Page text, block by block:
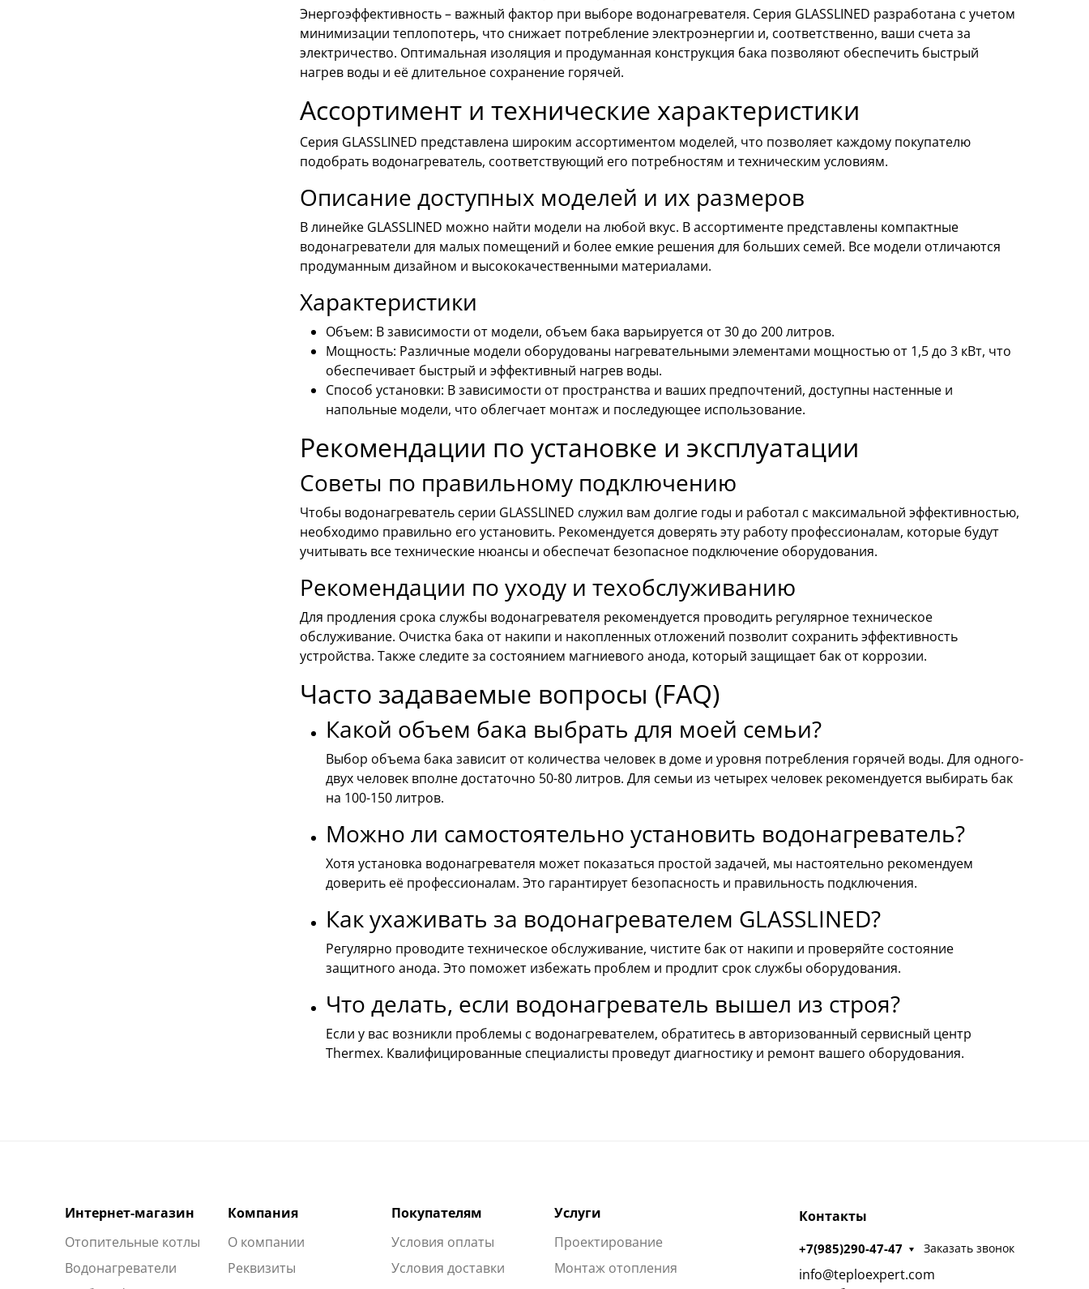
Энергоэффективность – важный фактор при выборе водонагревателя. Серия GLASSLINED разработана с учетом
минимизации теплопотерь, что снижает потребление электроэнергии и, соответственно, ваши счета за
электричество. Оптимальная изоляция и продуманная конструкция бака позволяют обеспечить быстрый
нагрев воды и её длительное сохранение горячей.
Ассортимент и технические характеристики
Серия GLASSLINED представлена широким ассортиментом моделей, что позволяет каждому покупателю
подобрать водонагреватель, соответствующий его потребностям и техническим условиям.
Описание доступных моделей и их размеров
В линейке GLASSLINED можно найти модели на любой вкус. В ассортименте представлены компактные
водонагреватели для малых помещений и более емкие решения для больших семей. Все модели отличаются
продуманным дизайном и высококачественными материалами.
Характеристики
Объем: В зависимости от модели, объем бака варьируется от 30 до 200 литров.
Мощность: Различные модели оборудованы нагревательными элементами мощностью от 1,5 до 3 кВт, что
обеспечивает быстрый и эффективный нагрев воды.
Способ установки: В зависимости от пространства и ваших предпочтений, доступны настенные и
напольные модели, что облегчает монтаж и последующее использование.
Рекомендации по установке и эксплуатации
Советы по правильному подключению
Чтобы водонагреватель серии GLASSLINED служил вам долгие годы и работал с максимальной эффективностью,
необходимо правильно его установить. Рекомендуется доверять эту работу профессионалам, которые будут
учитывать все технические нюансы и обеспечат безопасное подключение оборудования.
Рекомендации по уходу и техобслуживанию
Для продления срока службы водонагревателя рекомендуется проводить регулярное техническое
обслуживание. Очистка бака от накипи и накопленных отложений позволит сохранить эффективность
устройства. Также следите за состоянием магниевого анода, который защищает бак от коррозии.
Часто задаваемые вопросы (FAQ)
Какой объем бака выбрать для моей семьи?
Выбор объема бака зависит от количества человек в доме и уровня потребления горячей воды. Для одного-
двух человек вполне достаточно 50-80 литров. Для семьи из четырех человек рекомендуется выбирать бак
на 100-150 литров.
Можно ли самостоятельно установить водонагреватель?
Хотя установка водонагревателя может показаться простой задачей, мы настоятельно рекомендуем
доверить её профессионалам. Это гарантирует безопасность и правильность подключения.
Как ухаживать за водонагревателем GLASSLINED?
Регулярно проводите техническое обслуживание, чистите бак от накипи и проверяйте состояние
защитного анода. Это поможет избежать проблем и продлит срок службы оборудования.
Что делать, если водонагреватель вышел из строя?
Если у вас возникли проблемы с водонагревателем, обратитесь в авторизованный сервисный центр
Thermex. Квалифицированные специалисты проведут диагностику и ремонт вашего оборудования.
Интернет-магазин
Отопительные котлы
Водонагреватели
Компания
О компании
Реквизиты
Покупателям
Условия оплаты
Условия доставки
Услуги
Проектирование
Монтаж отопления
Контакты
+7(985)290-47-47 Заказать звонок
info@teploexpert.com